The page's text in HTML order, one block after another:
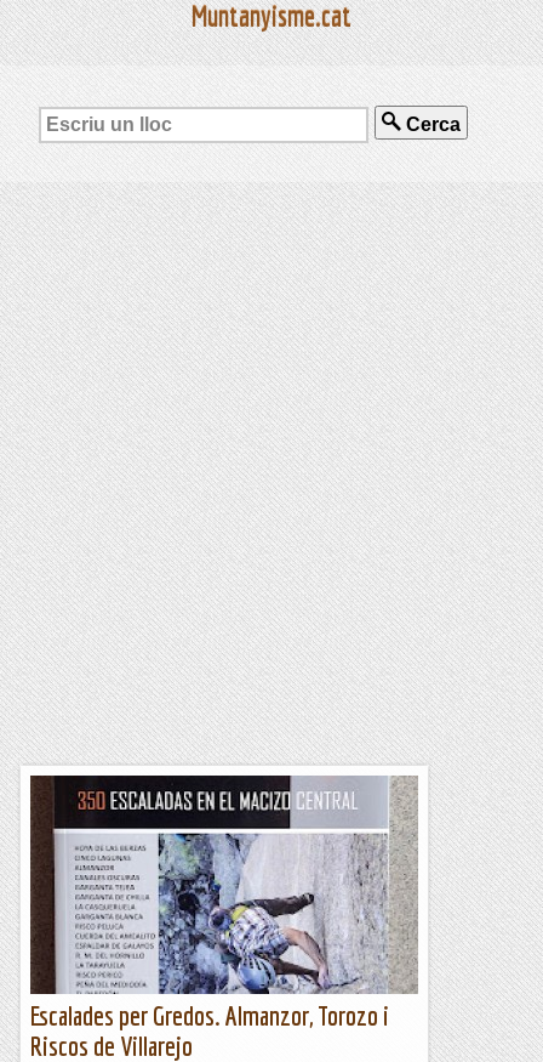
Muntanyisme.cat
Cerca
Escalades per Gredos. Almanzor, Torozo i
Riscos de Villarejo